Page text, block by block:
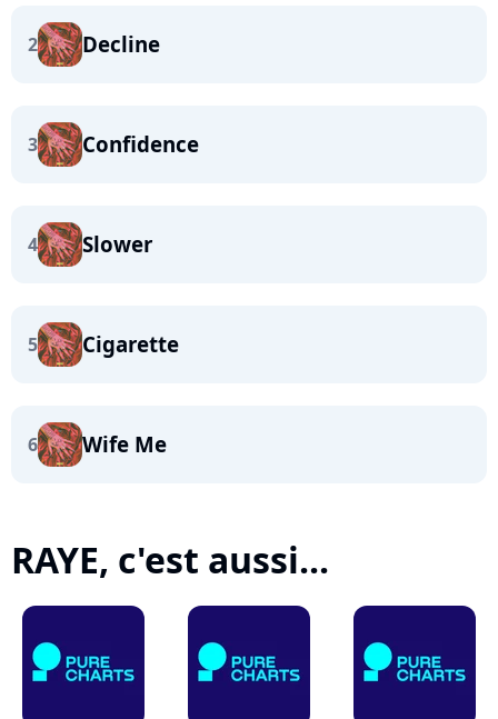
2 Decline
3 Confidence
4 Slower
5 Cigarette
6 Wife Me
RAYE, c'est aussi...